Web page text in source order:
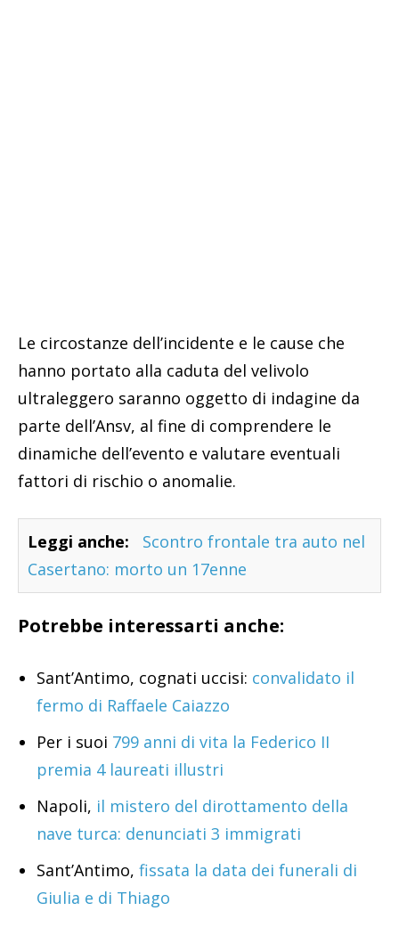
Le circostanze dell’incidente e le cause che
hanno portato alla caduta del velivolo
ultraleggero saranno oggetto di indagine da
parte dell’Ansv, al fine di comprendere le
dinamiche dell’evento e valutare eventuali
fattori di rischio o anomalie.
Leggi anche:
Scontro frontale tra auto nel
Casertano: morto un 17enne
Potrebbe interessarti anche:
Sant’Antimo, cognati uccisi: convalidato il
fermo di Raffaele Caiazzo
Per i suoi 799 anni di vita la Federico II
premia 4 laureati illustri
Napoli, il mistero del dirottamento della
nave turca: denunciati 3 immigrati
Sant’Antimo, fissata la data dei funerali di
Giulia e di Thiago